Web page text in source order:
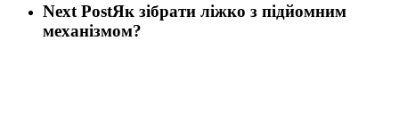
Next PostЯк зібрати ліжко з підйомним
механізмом?